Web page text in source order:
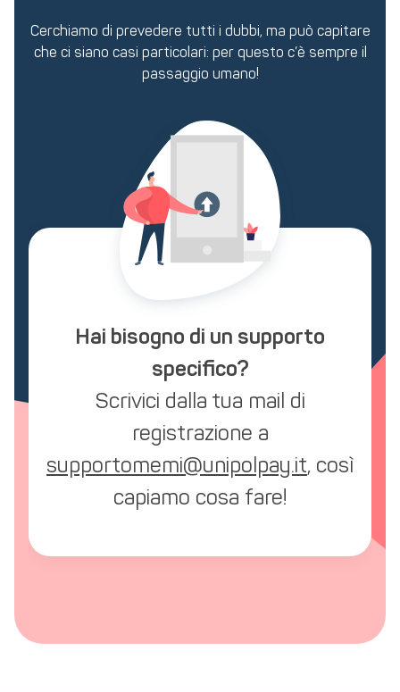
Cerchiamo di prevedere tutti i dubbi, ma può capitare
che ci siano casi particolari: per questo c’è sempre il
passaggio umano!
Hai bisogno di un supporto
specifico?
Scrivici dalla tua mail di
registrazione a
supportomemi@unipolpay.it, così
capiamo cosa fare!